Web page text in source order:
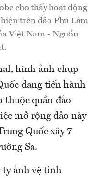
cho thấy hoạt động
trên đảo Phú Lâm
Việt Nam - Nguồn:
hình ảnh chụp
đang tiến hành
thuộc quần đảo
mở rộng đảo này
Quốc xây 7
Sa.
ty ảnh vệ tinh